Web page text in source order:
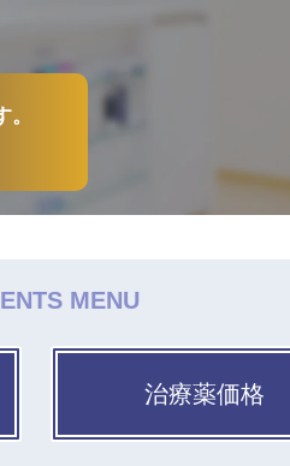
MENU
治療薬価格